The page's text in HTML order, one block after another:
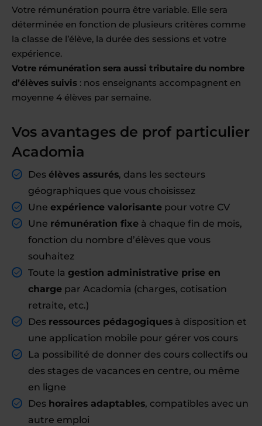
Votre rémunération pourra être variable. Elle sera
déterminée en fonction de plusieurs critères comme
la classe de l’élève, la durée des sessions et votre
expérience.
Votre rémunération sera aussi tributaire du nombre
d’élèves suivis : nos enseignants accompagnent en
moyenne 4 élèves par semaine.
Vos avantages de prof particulier
Acadomia
Des élèves assurés, dans les secteurs
géographiques que vous choisissez
Une expérience valorisante pour votre CV
Une rémunération fixe à chaque fin de mois,
fonction du nombre d’élèves que vous
souhaitez
Toute la gestion administrative prise en
charge par Acadomia (charges, cotisation
retraite, etc.)
Des ressources pédagogiques à disposition et
une application mobile pour gérer vos cours
La possibilité de donner des cours collectifs ou
des stages de vacances en centre, ou même
en ligne
Des horaires adaptables, compatibles avec un
autre emploi